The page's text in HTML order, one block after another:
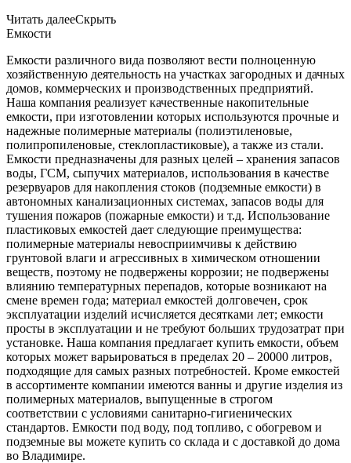
Читать далееСкрыть
Емкости
Емкости различного вида позволяют вести полноценную
хозяйственную деятельность на участках загородных и дачных
домов, коммерческих и производственных предприятий.
Наша компания реализует качественные накопительные
емкости, при изготовлении которых используются прочные и
надежные полимерные материалы (полиэтиленовые,
полипропиленовые, стеклопластиковые), а также из стали.
Емкости предназначены для разных целей – хранения запасов
воды, ГСМ, сыпучих материалов, использования в качестве
резервуаров для накопления стоков (подземные емкости) в
автономных канализационных системах, запасов воды для
тушения пожаров (пожарные емкости) и т.д. Использование
пластиковых емкостей дает следующие преимущества:
полимерные материалы невосприимчивы к действию
грунтовой влаги и агрессивных в химическом отношении
веществ, поэтому не подвержены коррозии; не подвержены
влиянию температурных перепадов, которые возникают на
смене времен года; материал емкостей долговечен, срок
эксплуатации изделий исчисляется десятками лет; емкости
просты в эксплуатации и не требуют больших трудозатрат при
установке. Наша компания предлагает купить емкости, объем
которых может варьироваться в пределах 20 – 20000 литров,
подходящие для самых разных потребностей. Кроме емкостей
в ассортименте компании имеются ванны и другие изделия из
полимерных материалов, выпущенные в строгом
соответствии с условиями санитарно-гигиенических
стандартов. Емкости под воду, под топливо, с обогревом и
подземные вы можете купить со склада и с доставкой до дома
во Владимире.